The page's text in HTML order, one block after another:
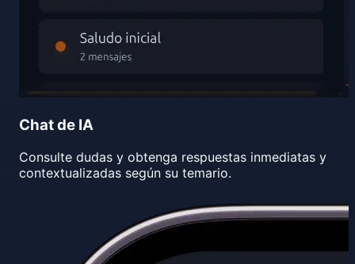
Chat de IA
Consulte dudas y obtenga respuestas inmediatas y
contextualizadas según su temario.